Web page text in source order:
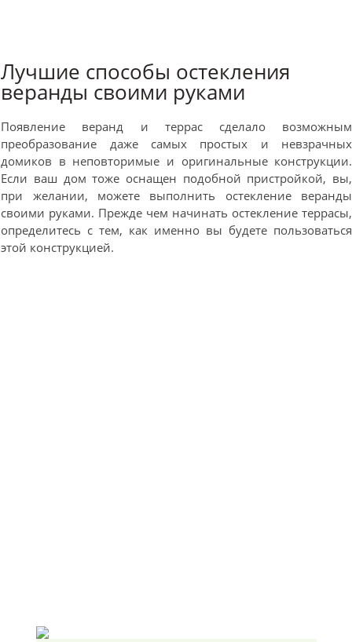
Лучшие способы остекления
веранды своими руками
Появление веранд и террас сделало возможным
преобразование даже самых простых и невзрачных
домиков в неповторимые и оригинальные конструкции.
Если ваш дом тоже оснащен подобной пристройкой, вы,
при желании, можете выполнить остекление веранды
своими руками. Прежде чем начинать остекление террасы,
определитесь с тем, как именно вы будете пользоваться
этой конструкцией.